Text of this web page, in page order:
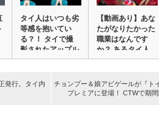
タイ人はいつも劣
等感を抱いてい
る？！ タイで撮
影されたアップル
の…
【動画あり】あな
たがなりたかった
職業はなんです
か？ あるタイ人
の…
発行。タイ内
チョンプー＆娘アビゲールが『ト
プレミアに登場！ CTWで期